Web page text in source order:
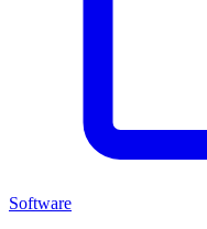
Software